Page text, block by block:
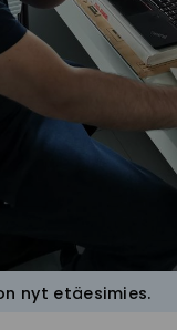
nyt etäesimies.